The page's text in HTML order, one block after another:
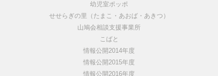
幼児室ポッポ
せせらぎの里（たまこ・あおば・あきつ）
山鳩会相談支援事業所
こばと
情報公開2014年度
情報公開2015年度
情報公開2016年度